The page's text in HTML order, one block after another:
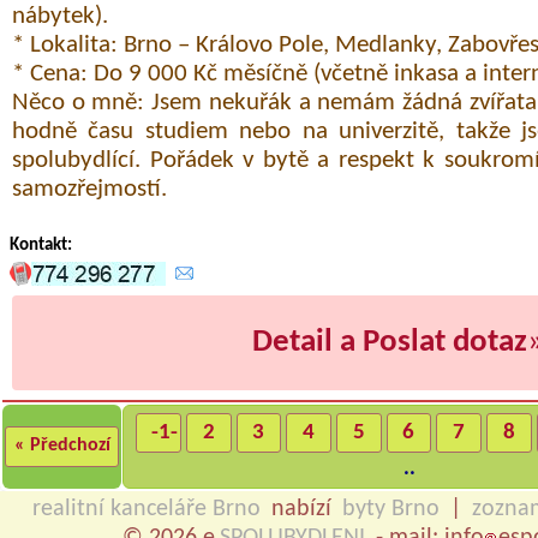
nábytek).
* Lokalita: Brno – Královo Pole, Medlanky,
* Cena: Do 9 000 Kč měsíčně (včetně inkasa a
Něco o mně: Jsem nekuřák a nemám žádná
hodně času studiem nebo na univerzitě, takže
spolubydlící. Pořádek v bytě a respekt k
samozřejmostí.
Kontakt:
Detail a Poslat dotaz
« Předchozí
-1- 2 3 4 5 6 7
8
..
realitní kanceláře Brno nabízí byty Brno